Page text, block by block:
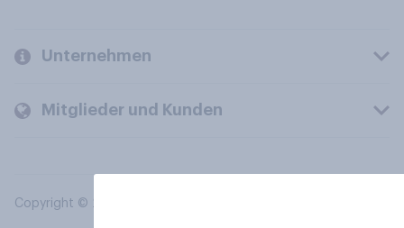
Unternehmen
Mitglieder und Kunden
Copyright © 2026 YouGov PLC. Alle Rechte vorbehalten.